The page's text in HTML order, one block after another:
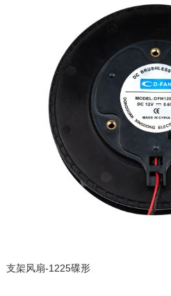
支架风扇-1225碟形